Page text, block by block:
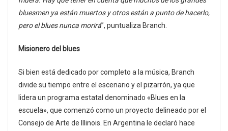
bluesmen ya están muertos y otros están a punto de hacerlo,
pero el blues nunca morirá”, puntualiza Branch.
Misionero del blues
Si bien está dedicado por completo a la música, Branch
divide su tiempo entre el escenario y el pizarrón, ya que
lidera un programa estatal denominado «Blues en la
escuela», que comenzó como un proyecto delineado por el
Consejo de Arte de Illinois. En Argentina le declaró hace